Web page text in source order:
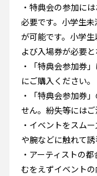
・特典会の参加に
必要です。小学生
が可能です。小学
よび入場券が必要と
・「特典会参加券
にご購入ください。
・「特典会参加券
せん。紛失等にはご
・イベントをスム
や腕などに触れて誘
・アーティストの
むをえずイベント